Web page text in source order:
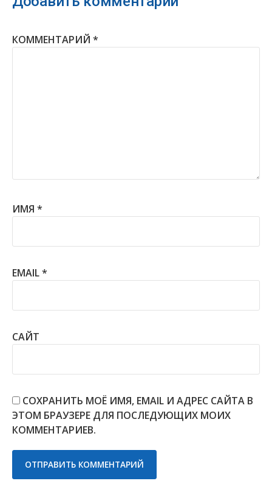
КОММЕНТАРИЙ *
ИМЯ *
EMAIL*
САЙТ
СОХРАНИТЬ МОЁ ИМЯ, EMAIL И АДРЕС САЙТА В
ЭТОМ БРАУЗЕРЕ ДЛЯ ПОСЛЕДУЮЩИХ МОИХ
КОММЕНТАРИЕВ.